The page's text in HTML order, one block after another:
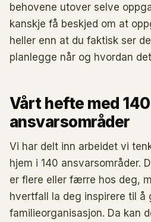
behovene utover selve
kanskje få beskjed om at
heller enn at du faktisk ser
planlegge når og hvordan
Vårt hefte med 140
ansvarsområder
Vi har delt inn arbeidet vi
hjem i 140 ansvarsområder.
er flere eller færre hos deg,
hvertfall la deg inspirere til å
familieorganisasjon. Da kan